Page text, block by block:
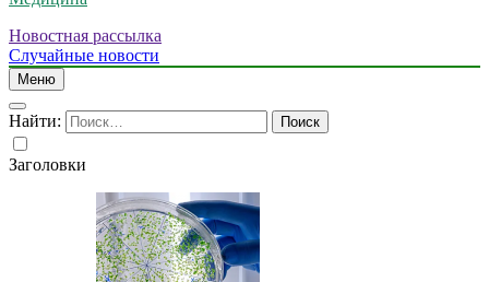
Новостная рассылка
Случайные новости
Меню
Найти:
Заголовки